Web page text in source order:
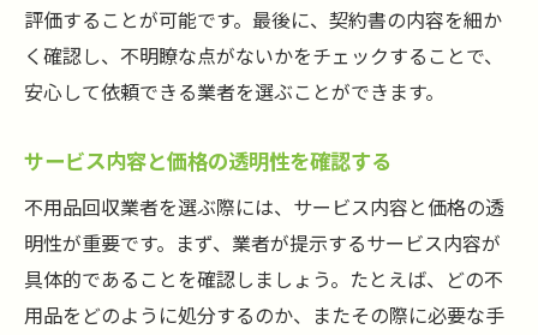
地域に根ざしたサービスのメリット
地元業者との連携で効率的な回収を
方
地域コミュニティへの貢献を考えた選択
地元企業だからこその迅速な対応力
評価することが可能です。最後に、契約書の内容を細か
く確認し、不明瞭な点がないかをチェックすることで、
安心して依頼できる業者を選ぶことができます。
サービス内容と価格の透明性を確認する
不用品回収業者を選ぶ際には、サービス内容と価格の透
明性が重要です。まず、業者が提示するサービス内容が
具体的であることを確認しましょう。たとえば、どの不
用品をどのように処分するのか、またその際に必要な手